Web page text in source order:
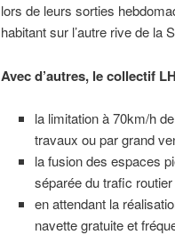
lors de leurs sorties
habitant sur l’autre rive de la
Avec d’autres, le collectif
la limitation à 70km/h
travaux ou par grand
la fusion des espaces
séparée du trafic
en attendant la
navette gratuite et